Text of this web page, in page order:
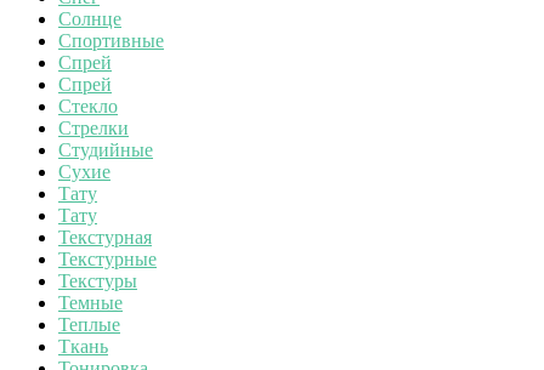
Солнце
Спортивные
Спрей
Спрей
Стекло
Стрелки
Студийные
Сухие
Тату
Тату
Текстурная
Текстурные
Текстуры
Темные
Теплые
Ткань